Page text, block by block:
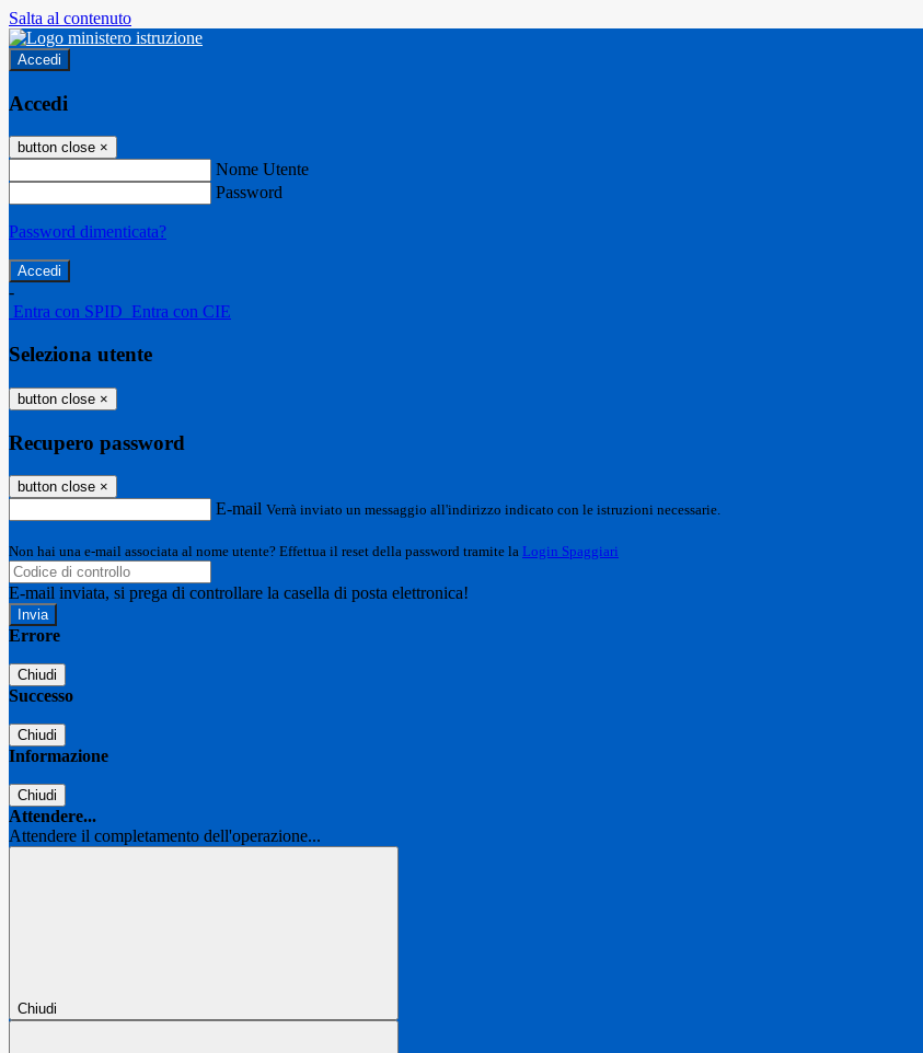
Salta al contenuto
Accedi
Accedi
button close ×
Nome Utente
Password
Password dimenticata?
-
Entra con SPID Entra con CIE
Seleziona utente
button close ×
Recupero password
button close ×
E-mail Verrà inviato un messaggio all'indirizzo indicato con le istruzioni necessarie.
Non hai una e-mail associata al nome utente? Effettua il reset della password tramite la Login Spaggiari
E-mail inviata, si prega di controllare la casella di posta elettronica!
Errore
Chiudi
Successo
Chiudi
Informazione
Chiudi
Attendere...
Attendere il completamento dell'operazione...
Chiudi